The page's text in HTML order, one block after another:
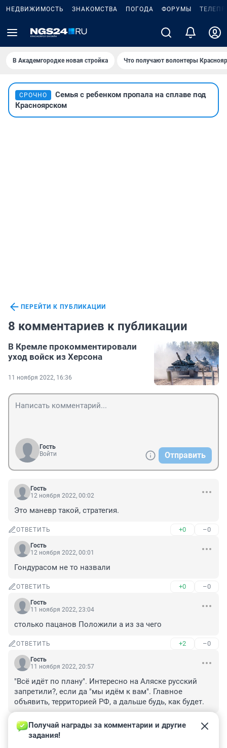
НЕДВИЖИМОСТЬ ЗНАКОМСТВА ПОГОДА ФОРУМЫ
В Академгородке новая стройка Что получают волонтеры
СРОЧНО
Семья с ребенком пропала на сплаве под
Красноярском
ПЕРЕЙТИ К ПУБЛИКАЦИИ
8 комментариев к публикации
В Кремле прокомментировали
уход войск из Херсона
11 ноября 2022, 16:36
Гость
Войти
Отправить
Гость
12 ноября 2022, 00:02
Это маневр такой, стратегия.
ОТВЕТИТЬ +0 –0
Гость
12 ноября 2022, 00:01
Гондурасом не то назвали
ОТВЕТИТЬ +0 –0
Гость
11 ноября 2022, 23:04
столько пацанов Положили а из за чего
ОТВЕТИТЬ +2 –0
Гость
11 ноября 2022, 20:57
"Всё идёт по плану". Интересно на Аляске русский
запретили?, если да "мы идём к вам". Главное
объявить, территорией РФ, а дальше будь, как будет.
ОТВЕТИТЬ –0
Гость
Получай награды за комментарии и другие
задания!